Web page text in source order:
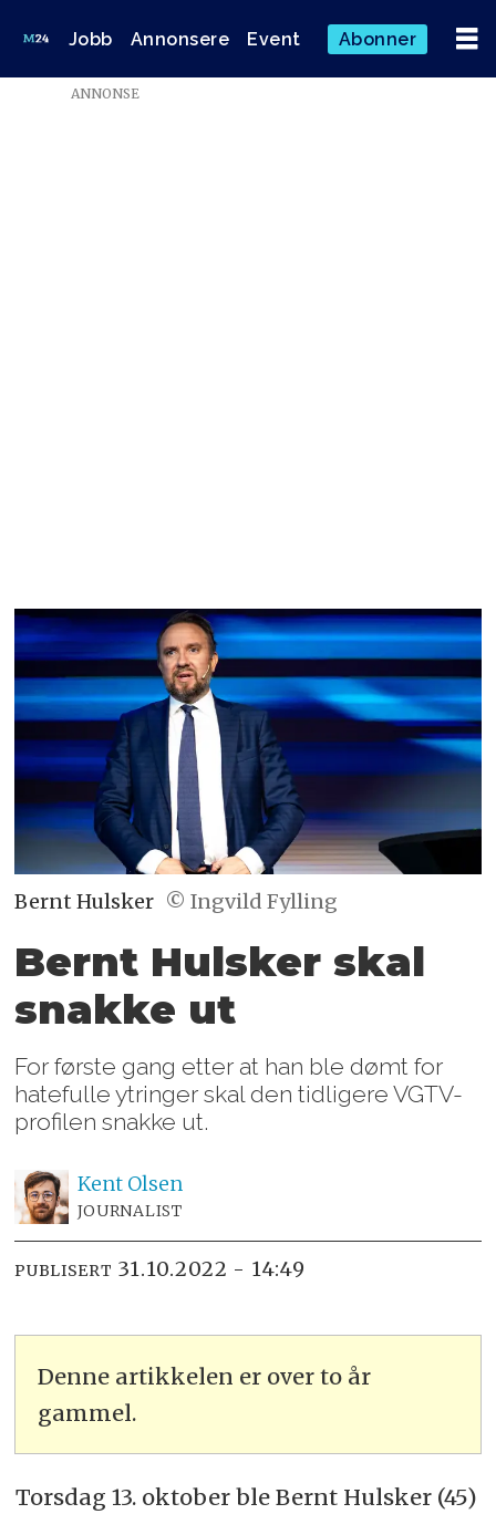
Jobb Annonsere Event Abonner
ANNONSE
Bernt Hulsker © Ingvild Fylling
Bernt Hulsker skal
snakke ut
For første gang etter at han ble dømt for
hatefulle ytringer skal den tidligere VGTV-
profilen snakke ut.
Kent Olsen
JOURNALIST
PUBLISERT 31.10.2022 - 14:49
Denne artikkelen er over to år
gammel.
Torsdag 13. oktober ble Bernt Hulsker (45)